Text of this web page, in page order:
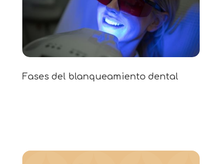
Fases del blanqueamiento dental